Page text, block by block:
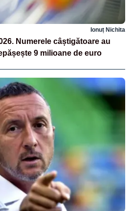
Ionuț Nichita
Numerele câștigătoare au
9 milioane de euro